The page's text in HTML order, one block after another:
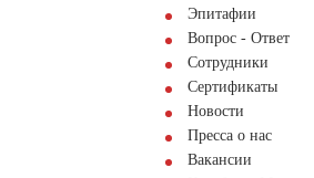
Эпитафии
Вопрос - Ответ
Сотрудники
Сертификаты
Новости
Пресса о нас
Вакансии